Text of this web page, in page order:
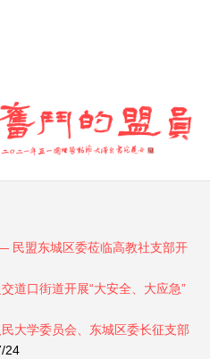
民盟东城区委莅临高教社支部开
道口街道开展“大安全、大应急”
大学委员会、东城区委长征支部
24